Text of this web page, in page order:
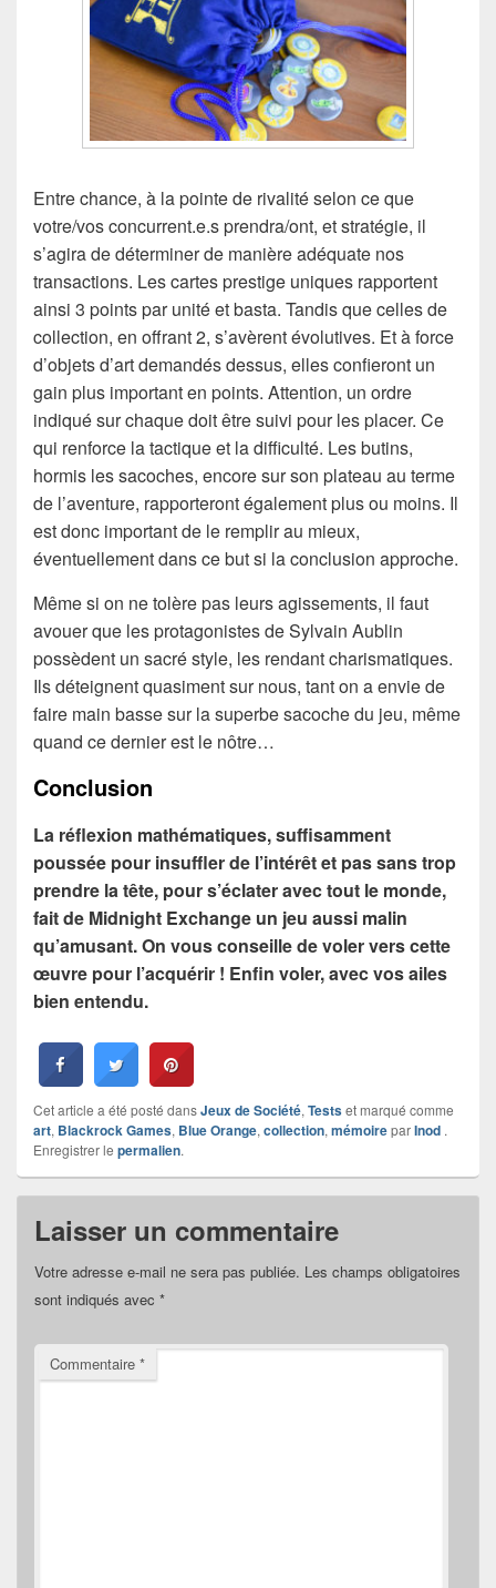
Entre chance, à la pointe de rivalité selon ce que
votre/vos concurrent.e.s prendra/ont, et stratégie, il
s’agira de déterminer de manière adéquate nos
transactions. Les cartes prestige uniques rapportent
ainsi 3 points par unité et basta. Tandis que celles de
collection, en offrant 2, s’avèrent évolutives. Et à force
d’objets d’art demandés dessus, elles confieront un
gain plus important en points. Attention, un ordre
indiqué sur chaque doit être suivi pour les placer. Ce
qui renforce la tactique et la difficulté. Les butins,
hormis les sacoches, encore sur son plateau au terme
de l’aventure, rapporteront également plus ou moins. Il
est donc important de le remplir au mieux,
éventuellement dans ce but si la conclusion approche.
Même si on ne tolère pas leurs agissements, il faut
avouer que les protagonistes de Sylvain Aublin
possèdent un sacré style, les rendant charismatiques.
Ils déteignent quasiment sur nous, tant on a envie de
faire main basse sur la superbe sacoche du jeu, même
quand ce dernier est le nôtre…
Conclusion
La réflexion mathématiques, suffisamment
poussée pour insuffler de l’intérêt et pas sans trop
prendre la tête, pour s’éclater avec tout le monde,
fait de Midnight Exchange un jeu aussi malin
qu’amusant. On vous conseille de voler vers cette
œuvre pour l’acquérir ! Enfin voler, avec vos ailes
bien entendu.
Cet article a été posté dansJeux de Société, Testset marqué comme
art, Blackrock Games, Blue Orange, collection, mémoireparInod .
Enregistrer le permalien.
Laisser un commentaire
Votre adresse e-mail ne sera pas publiée. Les champs obligatoires
sont indiqués avec *
Commentaire *